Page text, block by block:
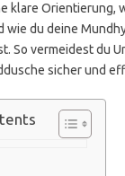
klare Orientierung,
wie du deine
So vermeidest du
sicher und